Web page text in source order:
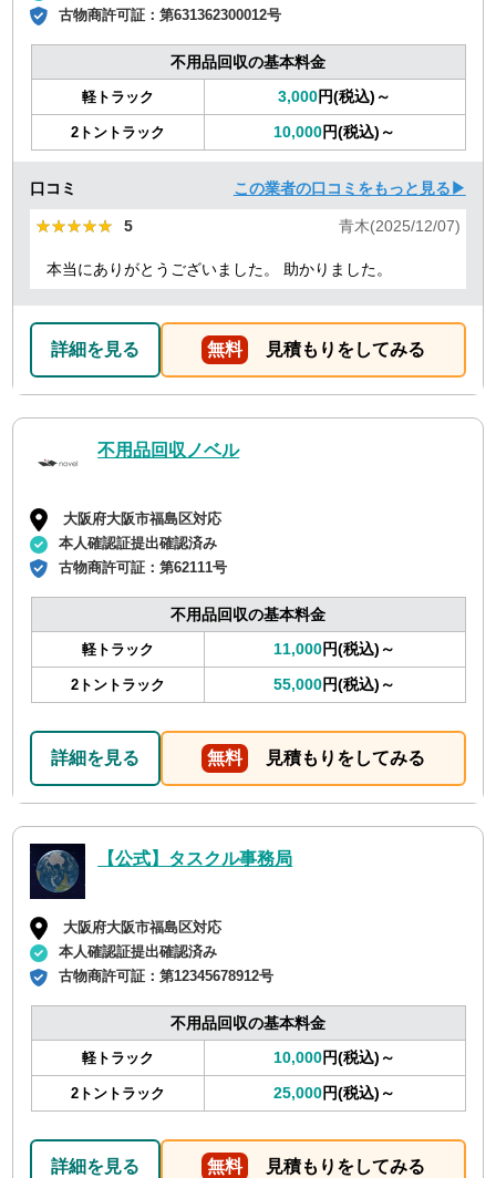
古物商許可証：第631362300012号
不用品回収の基本料金
軽トラック 3,000円(税込)～
2トントラック 10,000円(税込)～
口コミ この業者の口コミをもっと見る▶
★★★★★
★★★★★ 5 青木(2025/12/07)
本当にありがとうございました。 助かりました。
詳細を見る 無料 見積もりをしてみる
不用品回収ノベル
大阪府大阪市福島区対応
本人確認証提出確認済み
古物商許可証：第62111号
不用品回収の基本料金
軽トラック 11,000円(税込)～
2トントラック 55,000円(税込)～
詳細を見る 無料 見積もりをしてみる
【公式】タスクル事務局
大阪府大阪市福島区対応
本人確認証提出確認済み
古物商許可証：第12345678912号
不用品回収の基本料金
軽トラック 10,000円(税込)～
2トントラック 25,000円(税込)～
詳細を見る 無料 見積もりをしてみる